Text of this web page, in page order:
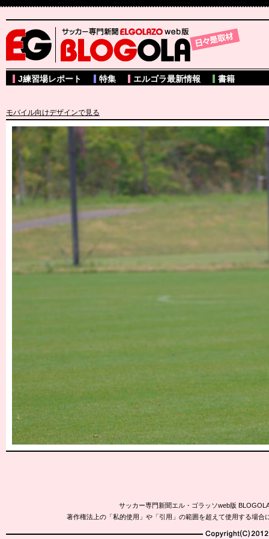
サッカー専門新聞ELGOLAZO web版 BLOGOLA
J練習場レポート 特集 エルゴラ最新情報 書籍
モバイル向けデザインで見る
サッカー専門新聞エル・ゴラッソweb版
著作権法上の「私的使用」や「引用」の範囲を超えて使用する場